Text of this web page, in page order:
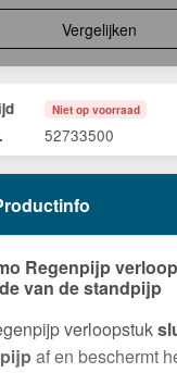
Vergelijken
Niet op voorraad
52733500
Regenpijp
van de standpijp
verloopstuk
af en beschermt